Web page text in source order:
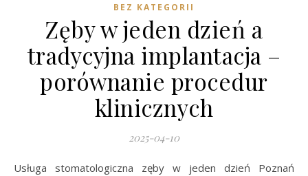
BEZ KATEGORII
Zęby w jeden dzień a
tradycyjna implantacja –
porównanie procedur
klinicznych
2025-04-10
Usługa stomatologiczna zęby w jeden dzień Poznań